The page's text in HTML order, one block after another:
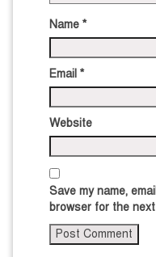
Name *
Email *
Website
Save my name,
browser for the